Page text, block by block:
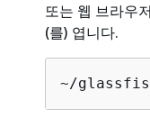
또는 웹 브라우
(를) 엽니다.
~/